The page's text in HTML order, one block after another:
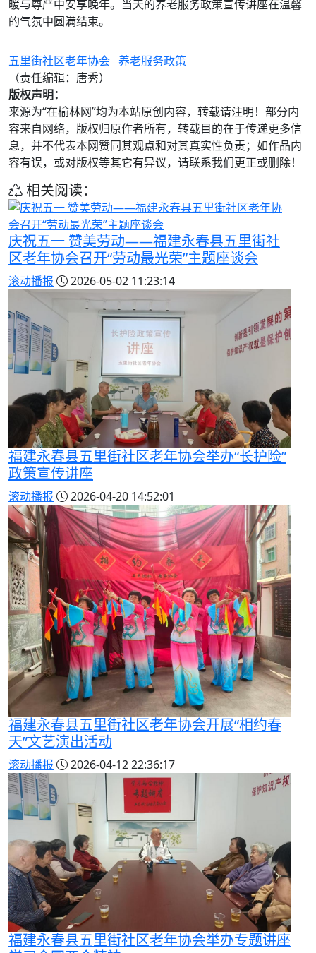
暖与尊严中安享晚年。当天的养老服务政策宣传讲座在温馨
的气氛中圆满结束。
五里街社区老年协会 养老服务政策
（责任编辑：唐秀）
版权声明：
来源为“在榆林网”均为本站原创内容，转载请注明！部分内
容来自网络，版权归原作者所有，转载目的在于传递更多信
息，并不代表本网赞同其观点和对其真实性负责；如作品内
容有误，或对版权等其它有异议，请联系我们更正或删除！
相关阅读：
庆祝五一 赞美劳动——福建永春县五里街社
区老年协会召开“劳动最光荣”主题座谈会
滚动播报 2026-05-02 11:23:14
福建永春县五里街社区老年协会举办“长护险”
政策宣传讲座
滚动播报 2026-04-20 14:52:01
福建永春县五里街社区老年协会开展“相约春
天”文艺演出活动
滚动播报 2026-04-12 22:36:17
福建永春县五里街社区老年协会举办专题讲座